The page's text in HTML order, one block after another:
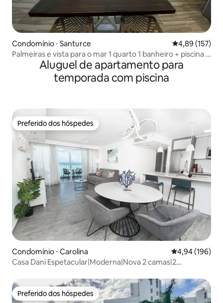
Condomínio ⋅ Santurce 4,89 de uma
4,89 (157)
Palmeiras e vista para o mar 1 quarto 1 banheiro + piscina +
acesso à praiaAluguel de apartamento para
temporada com piscina
Preferido dos hóspedes
Preferido dos hóspedes
Condomínio ⋅ Carolina 4,94 de uma
4,94 (196)
Casa Dani Espetacular|Moderna|Nova 2 camas|2
Preferido dos hóspedes
Preferido dos hóspedes